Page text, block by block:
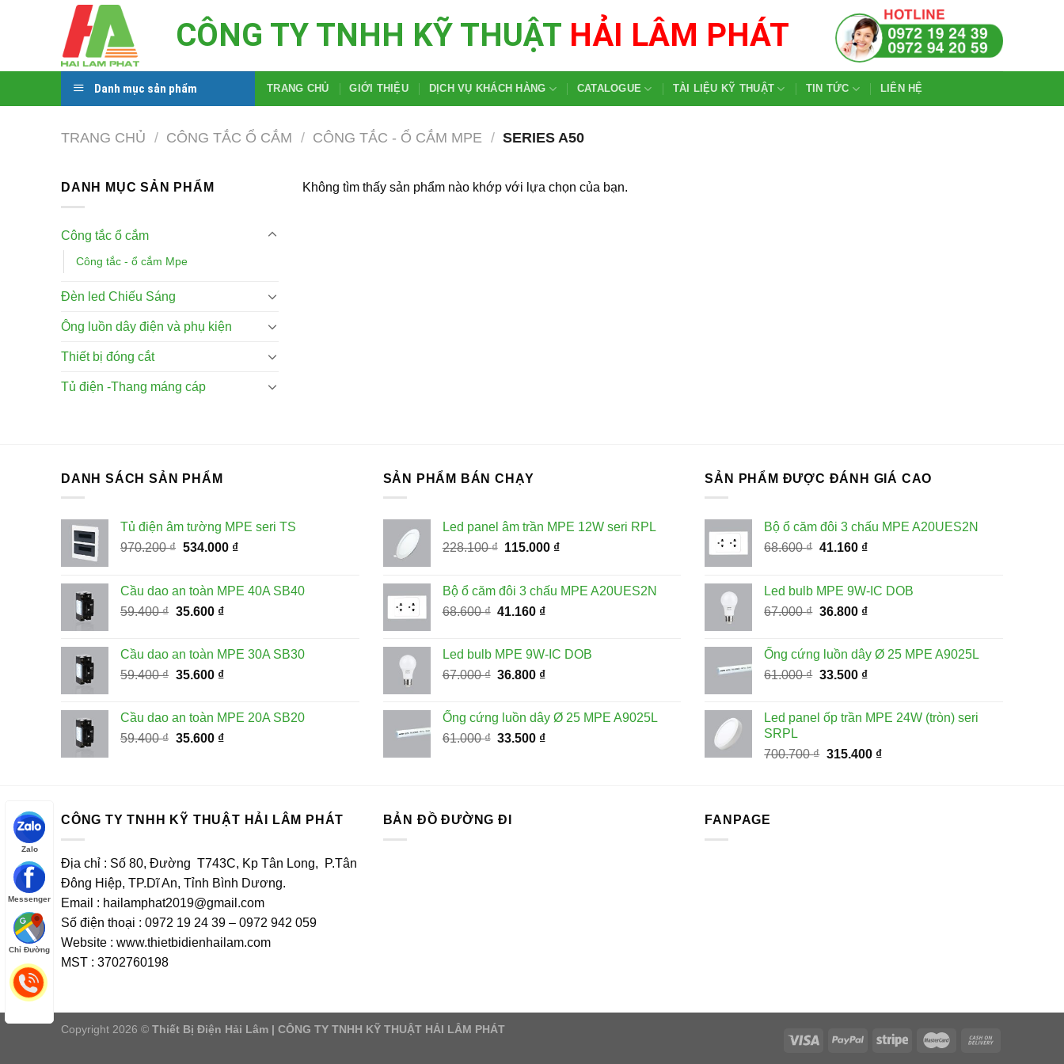
Zalo
Messenger
Chỉ Đường
CÔNG TY TNHH KỸ THUẬT HẢI LÂM PHÁT
Danh mục sản phẩm TRANG CHỦ GIỚI THIỆU DỊCH VỤ KHÁCH HÀNG CATALOGUE TÀI LIỆU KỸ THUẬT TIN TỨC LIÊN HỆ
TRANG CHỦ / CÔNG TẮC Ổ CẮM / CÔNG TẮC - Ổ CẮM MPE / SERIES A50
DANH MỤC SẢN PHẨM
Công tắc ổ cắm
Công tắc - ổ cắm Mpe
Đèn led Chiếu Sáng
Ông luồn dây điện và phụ kiện
Thiết bị đóng cắt
Tủ điện -Thang máng cáp
Không tìm thấy sản phẩm nào khớp với lựa chọn của bạn.
DANH SÁCH SẢN PHẨM
Tủ điện âm tường MPE seri TS
970.200₫ Giá
970.200 ₫.
534.000 ₫Giá
là:
Cầu dao an toàn MPE 40A SB40
59.400₫ Giá
59.400 ₫.
35.600 ₫Giá
là:
35.600 ₫.
Cầu dao an toàn MPE 30A SB30
59.400₫ Giá
59.400 ₫.
35.600 ₫Giá
là:
35.600 ₫.
Cầu dao an toàn MPE 20A SB20
59.400₫ Giá
35.600 ₫Giá
SẢN PHẨM BÁN CHẠY
Led panel âm trần MPE 12W seri RPL
228.100₫ Giá
228.100 ₫.
115.000 ₫Giá
là:
Bộ ổ căm đôi 3 chấu MPE A20UES2N
68.600₫ Giá
68.600 ₫.
41.160 ₫Giá
là:
41.160 ₫.
Led bulb MPE 9W-IC DOB
67.000₫ Giá
67.000 ₫.
36.800 ₫Giá
là:
36.800 ₫.
Ống cứng luồn dây Ø 25 MPE A9025L
61.000₫ Giá
33.500 ₫Giá
SẢN PHẨM ĐƯỢC ĐÁNH GIÁ CAO
Bộ ổ căm đôi 3 chấu MPE A20UES2N
68.600₫ Giá
68.600 ₫.
41.160 ₫Giá
là:
41.160 ₫.
Led bulb MPE 9W-IC DOB
67.000₫ Giá
67.000 ₫.
36.800 ₫Giá
là:
36.800 ₫.
Ống cứng luồn dây Ø 25 MPE A9025L
61.000₫ Giá
61.000 ₫.
33.500 ₫Giá
là:
Led panel ốp trần MPE 24W (tròn) seri
SRPL
700.700₫ Giá
315.400 ₫Giá
CÔNG TY TNHH KỸ THUẬT HẢI LÂM PHÁT
Địa chỉ : Số 80, Đường T743C, Kp Tân Long, P.Tân
Đông Hiệp, TP.Dĩ An, Tỉnh Bình Dương.
Email : hailamphat2019@gmail.com
Số điện thoại : 0972 19 24 39 – 0972 942 059
Website : www.thietbidienhailam.com
MST : 3702760198
BẢN ĐỒ ĐƯỜNG ĐI FANPAGE
Copyright 2026 © Thiết Bị Điện Hải Lâm | CÔNG TY TNHH KỸ THUẬT HẢI LÂM PHÁT